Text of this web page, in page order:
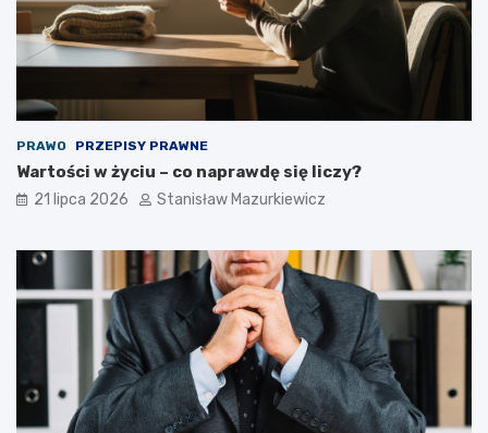
PRAWO PRZEPISY PRAWNE
Wartości w życiu – co naprawdę się liczy?
21 lipca 2026 Stanisław Mazurkiewicz